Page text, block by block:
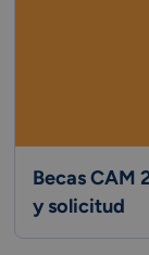
Becas CAM
y solicitud